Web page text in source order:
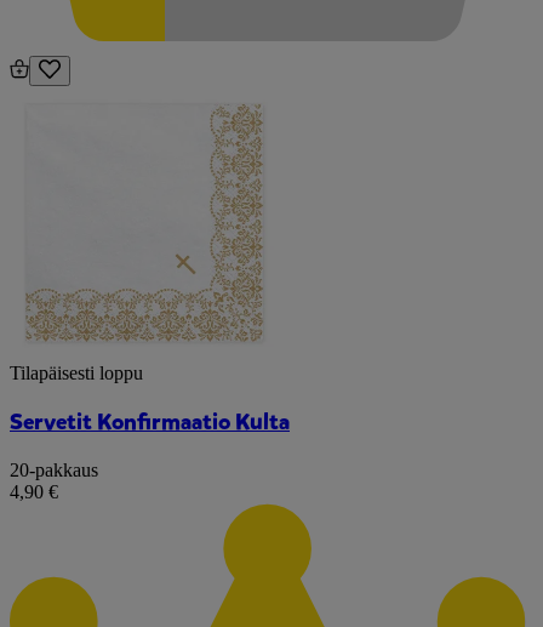
Tilapäisesti loppu
Servetit Konfirmaatio Kulta
20-pakkaus
4,90 €